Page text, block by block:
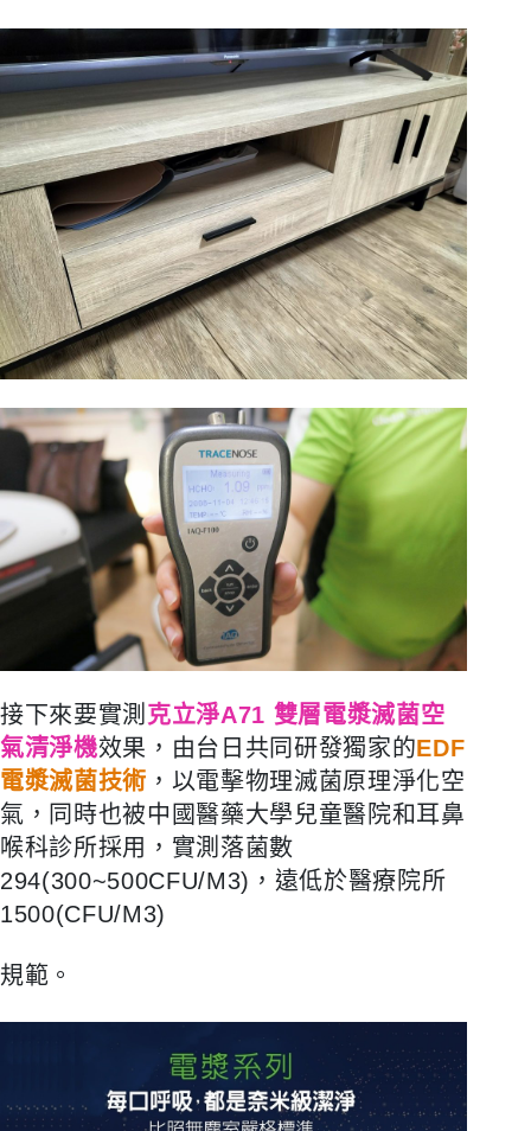
接下來要實測 克立淨A71 雙層電漿滅菌空
氣清淨機效果，由台日共同研發獨家的EDF
電漿滅菌技術 ，以電擊物理滅菌原理淨化空
氣，同時也被中國醫藥大學兒童醫院和耳鼻
喉科診所採用，實測落菌數
294(300~500CFU/M3)，遠低於醫療院所
1500(CFU/M3)
規範。